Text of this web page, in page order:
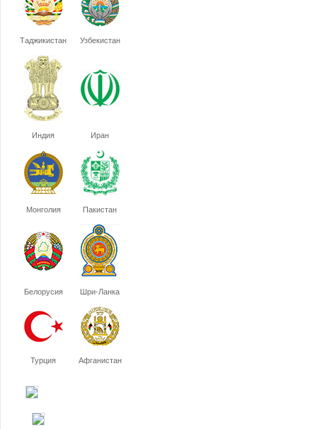
Таджикистан Узбекистан
Индия Иран
Монголия Пакистан
Белорусия Шри-Ланка
Турция Афганистан